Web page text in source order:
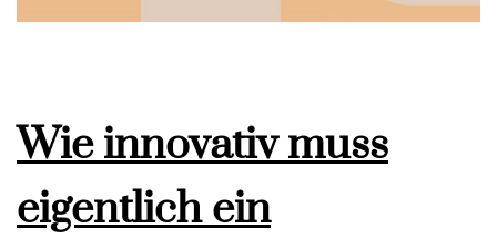
Wie innovativ muss
eigentlich ein